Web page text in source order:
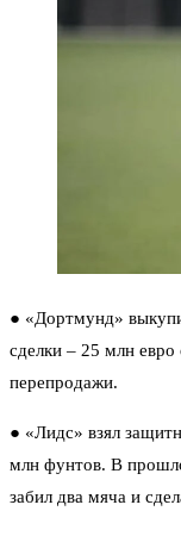
● «Дортмунд»
сделки – 25 млн
перепродажи.
● «Лидс» взял
млн фунтов. В
забил два мяча и